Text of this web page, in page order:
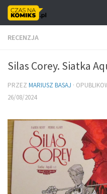
Skip to content
RECENZJA
Silas Corey. Siatka
PRZEZ MARIUSZ BASAJ ·
26/08/2024